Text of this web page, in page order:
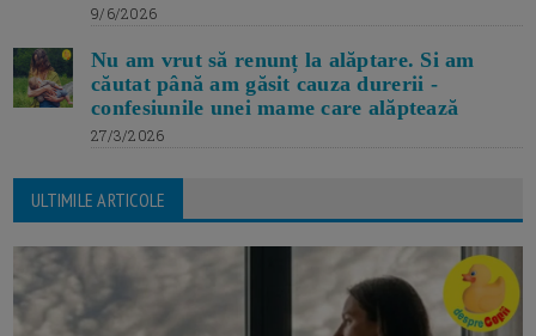
9/6/2026
Nu am vrut să renunț la alăptare. Si am
căutat până am găsit cauza durerii -
confesiunile unei mame care alăptează
27/3/2026
ULTIMILE ARTICOLE